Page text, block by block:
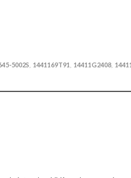
5002S 1441169T91 14411G2408